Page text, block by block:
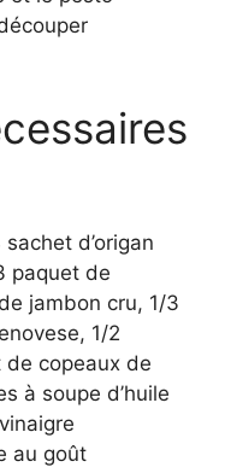
d’origan
paquet de
jambon cru, 1/3
1/2
de copeaux de
à soupe d’huile
au goût